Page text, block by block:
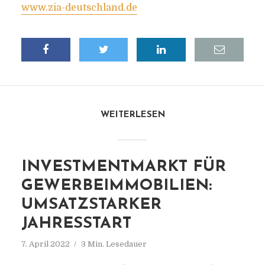
www.zia-deutschland.de
WEITERLESEN
INVESTMENTMARKT FÜR
GEWERBEIMMOBILIEN:
UMSATZSTARKER
JAHRESSTART
7. April 2022 3 Min. Lesedauer